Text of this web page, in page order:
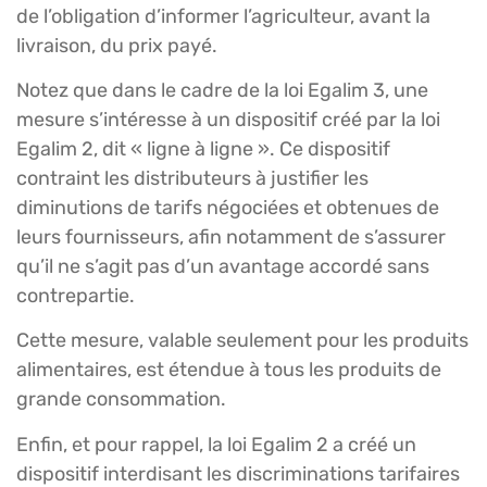
de l’obligation d’informer l’agriculteur, avant la
livraison, du prix payé.
Notez que dans le cadre de la loi Egalim 3, une
mesure s’intéresse à un dispositif créé par la loi
Egalim 2, dit « ligne à ligne ». Ce dispositif
contraint les distributeurs à justifier les
diminutions de tarifs négociées et obtenues de
leurs fournisseurs, afin notamment de s’assurer
qu’il ne s’agit pas d’un avantage accordé sans
contrepartie.
Cette mesure, valable seulement pour les produits
alimentaires, est étendue à tous les produits de
grande consommation.
Enfin, et pour rappel, la loi Egalim 2 a créé un
dispositif interdisant les discriminations tarifaires